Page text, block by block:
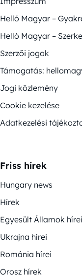
Helló Magyar –
Helló Magyar –
Szerzői jogok
Támogatás:
Jogi közlemény
Cookie kezelése
Adatkezelési
Friss hírek
Hungary news
Hírek
Egyesült Államok hírei
Ukrajna hírei
Románia hírei
Orosz hírek